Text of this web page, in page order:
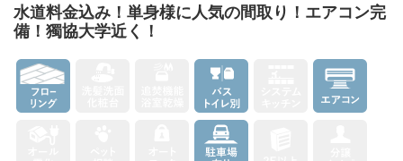
水道料金込み！単身様に人気の間取り！エアコン完
備！獨協大学近く！